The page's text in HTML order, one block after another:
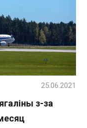
з-за
25.06.2021